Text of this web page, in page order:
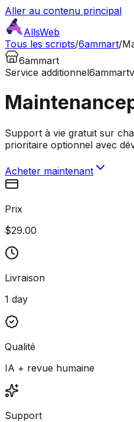
Aller au contenu principal
AllsWeb
Tous les scripts/6ammart/
6ammart
Service additionnel6ammart
Maintenance
Support à vie gratuit sur
prioritaire optionnel avec
Acheter maintenant
Prix
$29.00
Livraison
1 day
Qualité
IA + revue humaine
Support